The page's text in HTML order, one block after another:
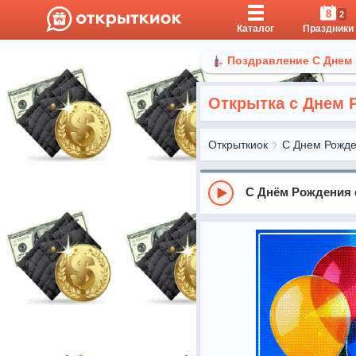
Каталог
8 2
Праздники
Поздравление С
Открытка с Днем
Открыткиок С Днем
С Днём Рождения